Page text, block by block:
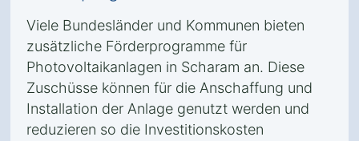
Viele Bundesländer und Kommunen bieten
zusätzliche Förderprogramme für
Photovoltaikanlagen in Scharam an. Diese
Zuschüsse können für die Anschaffung und
Installation der Anlage genutzt werden und
reduzieren so die Investitionskosten